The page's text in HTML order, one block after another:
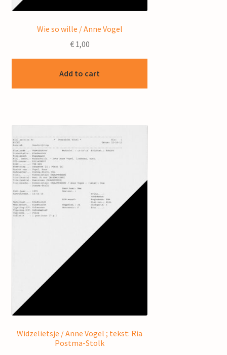
Wie so wille / Anne Vogel
€1,00
Add to cart
Widzelietsje / Anne Vogel ; tekst: Ria
Postma-Stolk